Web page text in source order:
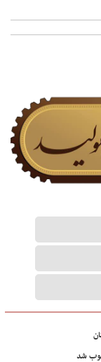
شد